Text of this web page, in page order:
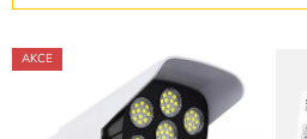
z
e
n
V
ý
AKCE